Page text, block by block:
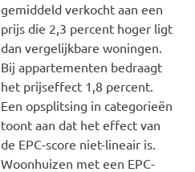
gemiddeld verkocht aan een
prijs die 2,3 percent hoger ligt
dan vergelijkbare woningen.
Bij appartementen bedraagt
het prijseffect 1,8 percent.
Een opsplitsing in categorieën
toont aan dat het effect van
de EPC-score niet-lineair is.
Woonhuizen met een EPC-